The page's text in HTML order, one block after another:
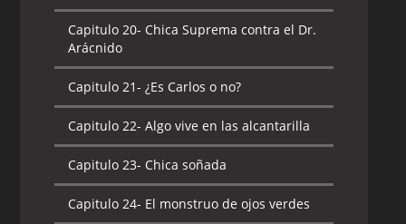
Capitulo 20- Chica Suprema contra el Dr.
Arácnido
Capitulo 21- ¿Es Carlos o no?
Capitulo 22- Algo vive en las alcantarilla
Capitulo 23- Chica soñada
Capitulo 24- El monstruo de ojos verdes